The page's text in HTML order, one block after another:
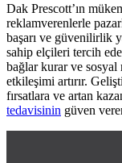
Dak Prescott’ın
reklamverenlerle
başarı ve güvenilirlik
sahip elçileri tercih
bağlar kurar ve sosyal
etkileşimi artırır.
fırsatlara ve artan
tedavisinin güven